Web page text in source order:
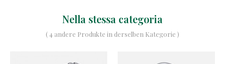
Nella stessa categoria
( 4 andere Produkte in derselben Kategorie )